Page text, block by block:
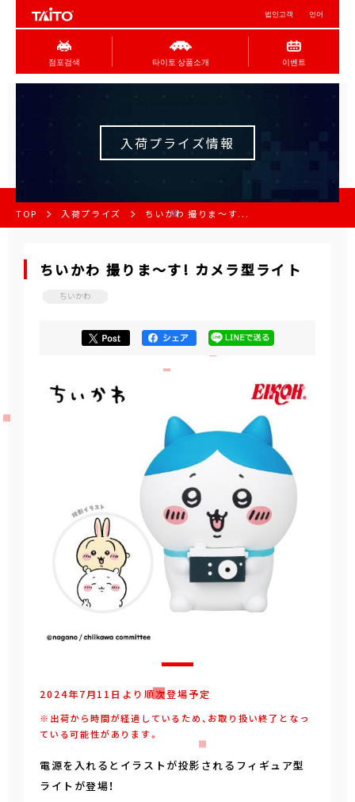
법인고객 언어
점포검색 타이토 상품소개 이벤트
入荷プライズ情報
TOP 入荷プライズ ちいかわ 撮りま〜す...
ちいかわ 撮りま〜す! カメラ型ライト
ちいかわ
2024年7月11日より順次登場予定
※出荷から時間が経過しているため、お取り扱い終了となっ
ている可能性があります。
電源を入れるとイラストが投影されるフィギュア型
ライトが登場！